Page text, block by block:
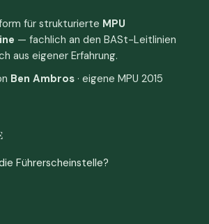
für strukturierte MPU
— fachlich an den BASt-Leitlinien
aus eigener Erfahrung.
Ben Ambros · eigene MPU 2015
Führerscheinstelle?